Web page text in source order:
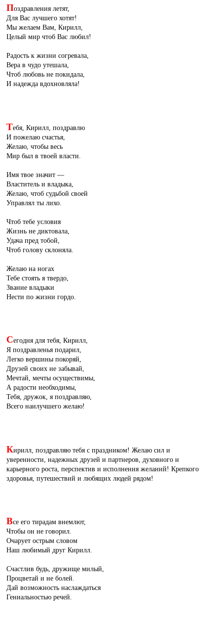
Поздравления летят,
Для Вас лучшего хотят!
Мы желаем Вам, Кирилл,
Целый мир чтоб Вас любил!
Радость к жизни согревала,
Вера в чудо утешала,
Чтоб любовь не покидала,
И надежда вдохновляла!
Тебя, Кирилл, поздравлю
И пожелаю счастья,
Желаю, чтобы весь
Мир был в твоей власти.
Имя твое значит —
Властитель и владыка,
Желаю, чтоб судьбой своей
Управлял ты лихо.
Чтоб тебе условия
Жизнь не диктовала,
Удача пред тобой,
Чтоб голову склоняла.
Желаю на ногах
Тебе стоять я твердо,
Звание владыки
Нести по жизни гордо.
Сегодня для тебя, Кирилл,
Я поздравленья подарил,
Легко вершины покоряй,
Друзей своих не забывай,
Мечтай, мечты осуществимы,
А радости необходимы,
Тебя, дружок, я поздравляю,
Всего наилучшего желаю!
Кирилл, поздравляю тебя с праздником! Желаю сил и
уверенности, надежных друзей и партнеров, духовного и
карьерного роста, перспектив и исполнения желаний! Крепкого
здоровья, путешествий и любящих людей рядом!
Все его тирадам внемлют,
Чтобы он не говорил.
Очарует острым словом
Наш любимый друг Кирилл.
Счастлив будь, дружище милый,
Процветай и не болей.
Дай возможность наслаждаться
Гениальностью речей.